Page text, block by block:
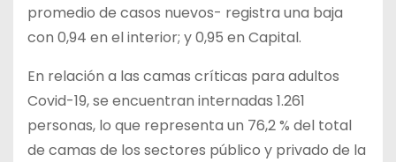
promedio de casos nuevos- registra una baja
con 0,94 en el interior; y 0,95 en Capital.
En relación a las camas críticas para adultos
Covid-19, se encuentran internadas 1.261
personas, lo que representa un 76,2 % del total
de camas de los sectores público y privado de la